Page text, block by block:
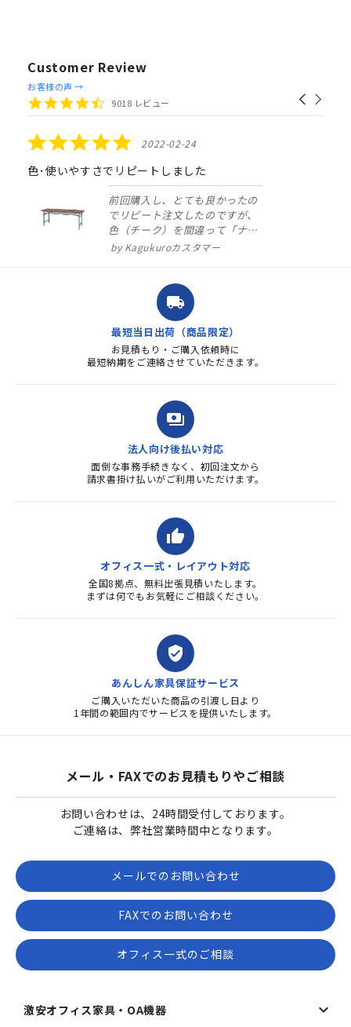
Customer Review
Reviews
carousel
Carousel
4.4
star
9018 レビュー
お客様の声 →
5.0
star
rating
2022-02-24
色･使いやすさでリピートしました
前回購入し、とても良かったの
でリピート注文したのですが、
色（チーク）を間違って「ナチ
ュラル」としてしまいました。
ました。商品到着も早く、品
質・使いやすさで満足していま
す。また、リピートするときは
よろしくお...
Kagukuroカスタマー
local_shipping
最短当日出荷（商品限定）
お見積もり・ご購入依頼時に
最短納期をご連絡させていただきます。
payments
法人向け後払い対応
面倒な事務手続きなく、初回注文から
請求書掛け払いがご利用いただけます。
thumb_up
オフィス一式・レイアウト対応
全国8拠点、無料出張見積いたします。
まずは何でもお気軽にご相談ください。
verified_user
あんしん家具保証サービス
ご購入いただいた商品の引渡し日より
1年間の範囲内でサービスを提供いたします。
メール・FAXでのお見積もりやご相談
お問い合わせは、24時間受付しております。
ご連絡は、弊社営業時間中となります。
メールでのお問い合わせ
FAXでのお問い合わせ
オフィス一式のご相談
激安オフィス家具・OA機器